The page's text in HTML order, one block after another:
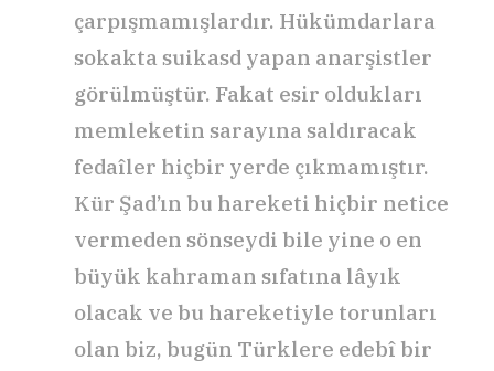
çarpışmamışlardır. Hükümdarlara
sokakta suikasd yapan anarşistler
görülmüştür. Fakat esir oldukları
memleketin sarayına saldıracak
fedaîler hiçbir yerde çıkmamıştır.
Kür Şad’ın bu hareketi hiçbir netice
vermeden sönseydi bile yine o en
büyük kahraman sıfatına lâyık
olacak ve bu hareketiyle torunları
olan biz, bugün Türklere edebî bir